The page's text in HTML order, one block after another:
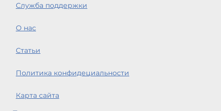
Служба поддержки
О нас
Статьи
Политика конфидециальности
Карта сайта